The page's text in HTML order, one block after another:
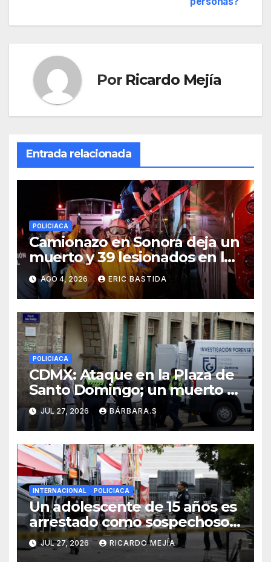
Por Ricardo Mejía
Entrada relacionada
POLICIACA
Camionazo en Sonora deja un
muerto y 39 lesionados en la
carretera Obregón-Empalme
AGO 4, 2026 ERIC BASTIDA
POLICIACA
CDMX: Ataque en la Plaza de
Santo Domingo; un muerto y
dos heridos
JUL 27, 2026 BÁRBARA.S
INTERNACIONAL POLICIACA
Un adolescente de 15 años es
arrestado como sospechoso
de tiroteo en feria
gastronómica de Seattle
JUL 27, 2026 RICARDO MEJÍA